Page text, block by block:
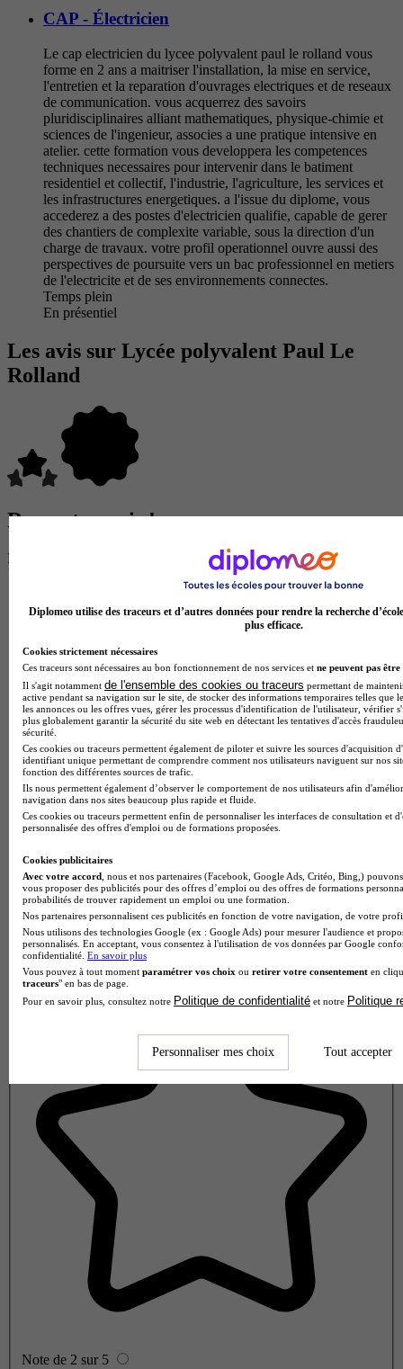
CAP - Électricien
Le cap electricien du lycee polyvalent paul le rolland vous
forme en 2 ans a maitriser l'installation, la mise en service,
l'entretien et la reparation d'ouvrages electriques et de reseaux
de communication. vous acquerrez des savoirs
pluridisciplinaires alliant mathematiques, physique-chimie et
sciences de l'ingenieur, associes a une pratique intensive en
atelier. cette formation vous developpera les competences
techniques necessaires pour intervenir dans le batiment
residentiel et collectif, l'industrie, l'agriculture, les services et
les infrastructures energetiques. a l'issue du diplome, vous
accederez a des postes d'electricien qualifie, capable de gerer
des chantiers de complexite variable, sous la direction d'un
charge de travaux. votre profil operationnel ouvre aussi des
perspectives de poursuite vers un bac professionnel en metiers
de l'electricite et de ses environnements connectes.
Temps plein
En présentiel
Les avis sur Lycée polyvalent Paul Le
Rolland
Donne ton avis !
Partage ton expérience et aide d’autres étudiants à faire le bon choix.
Donne ton avis entre 1 et 5 étoiles
Note de 1 sur 5
Note de 2 sur 5
Diplomeo utilise des traceurs et d’autres données pour rendre la recherche
plus efficace.
Cookies strictement nécessaires
Ces traceurs sont nécessaires au bon fonctionnement de nos services et ne peuvent pas être
Il s'agit notamment de l'ensemble des cookies ou traceurs permettant de
active pendant sa navigation sur le site, de stocker des informations temporaires telles que
les annonces ou les offres vues, gérer les processus d'identification de l'utilisateur, vérifier
plus globalement garantir la sécurité du site web en détectant les tentatives d'accès
sécurité.
Ces cookies ou traceurs permettent également de piloter et suivre les sources d'acquisition
identifiant unique permettant de comprendre comment nos utilisateurs naviguent sur nos
fonction des différentes sources de trafic.
Ils nous permettent également d’observer le comportement de nos utilisateurs afin
navigation dans nos sites beaucoup plus rapide et fluide.
Ces cookies ou traceurs permettent enfin de personnaliser les interfaces de consultation et
personnalisée des offres d'emploi ou de formations proposées.
Cookies publicitaires
Avec votre accord , nous et nos partenaires (Facebook, Google Ads, Critéo, Bing,)
vous proposer des publicités pour des offres d’emploi ou des offres de formations
probabilités de trouver rapidement un emploi ou une formation.
Nos partenaires personnalisent ces publicités en fonction de votre navigation, de votre
Nous utilisons des technologies Google (ex : Google Ads) pour mesurer l'audience et
personnalisés. En acceptant, vous consentez à l'utilisation de vos données par Google
confidentialité. En savoir plus
Vous pouvez à tout moment paramétrer vos choix ou retirer votre consentement en
traceurs" en bas de page.
Pour en savoir plus, consultez notre Politique de confidentialité et notre Politique
Personnaliser mes choix Tout accepter